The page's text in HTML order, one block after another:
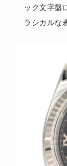
ック文字盤
ラシカルな